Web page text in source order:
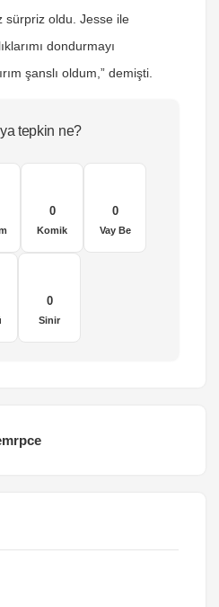
sürpriz oldu. Jesse ile
dondurmayı
şanslı oldum,” demişti.
tepkin ne?
0
Komik
0
Vay Be
0
Sinir